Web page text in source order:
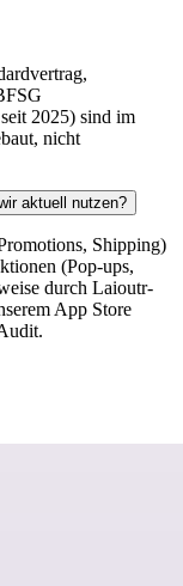
2025) sind im
nicht
aktuell nutzen?
Shipping)
(Pop-ups,
durch Laioutr-
App Store